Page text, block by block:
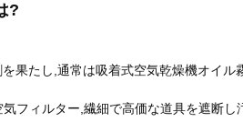
?
果たし,通常は吸着式空気乾燥機オイル
フィルター,繊細で高価な道具を遮断し